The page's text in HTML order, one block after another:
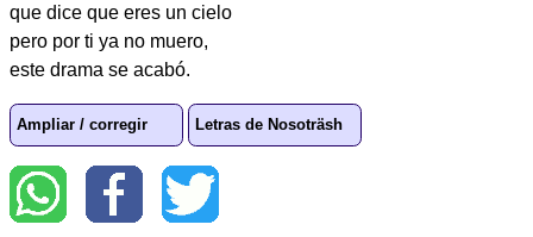
que dice que eres un cielo
pero por ti ya no muero,
este drama se acabó.
Ampliar / corregir Letras de Nosoträsh